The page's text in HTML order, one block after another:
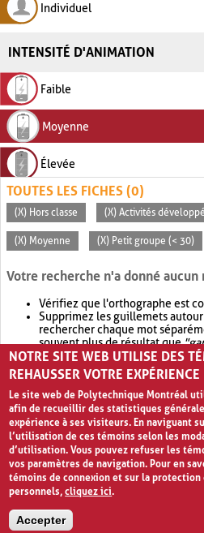
Individuel
INTENSITÉ D'ANIMATION
Faible
Moyenne
Élevée
TOUTES LES FICHES (0)
(X) Hors classe (X) Activités
(X) Moyenne (X) Petit groupe (< 30)
Votre recherche n'a donné aucun
Vérifiez que l'orthographe est
Supprimez les guillemets
rechercher chaque mot
souvent plus de résultat que
Envisagez d'élargir votre
retournera souvent plus de
NOTRE SITE WEB UTILISE DES
REHAUSSER VOTRE
Le site web de Polytechnique Montréal
afin de recueillir des statistiques
expérience à ses visiteurs. En naviguant
l’utilisation de ces témoins selon les
d’utilisation. Vous pouvez refuser les
vos paramètres de navigation. Pour en
témoins de connexion et sur la protection
personnels,cliquez ici.
Accepter